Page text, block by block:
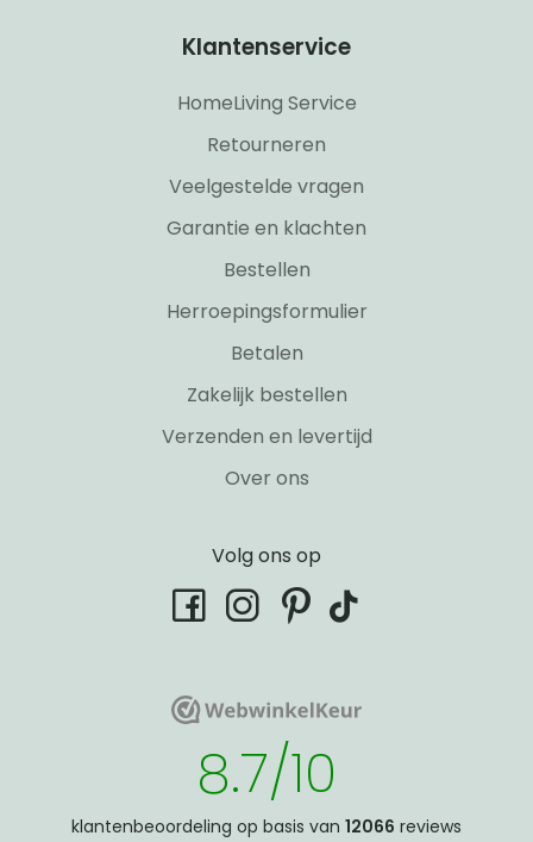
Klantenservice
HomeLiving Service
Retourneren
Veelgestelde vragen
Garantie en klachten
Bestellen
Herroepingsformulier
Betalen
Zakelijk bestellen
Verzenden en levertijd
Over ons
Volg ons op
facebookinstagram
pinterest
tiktok
WebwinkelKeurWebwinkelKeur
8.7/10
klantenbeoordeling op basis van 12066 reviews